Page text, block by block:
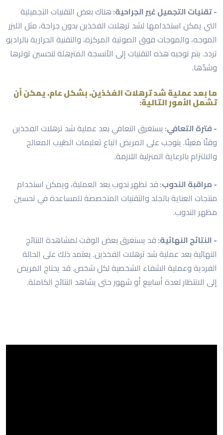
- تقنيات التجميل غير الجراحية:هناك بعض التقنيات التجميلية
التي يمكن استخدامها لشد ترهلات الفخذين بدون جراحة، مثل الليزر
الموجه، والموجات فوق الصوتية المركزة، والتقنية الحرارية بالراديو
تردد. يتم توجيه هذه التقنيات إلى الأنسجة المترهلة لتحسين توترها
وشدّها.
ما بعد عملية شد ترهلات الفخذين، بشكل عام، يمكن أن
تشمل الأمور التالية:
- فترة التعافي: يستغرق التعافي بعد عملية شد ترهلات الفخذين
وقتًا معينًا. يتوجب على المريض اتباع تعليمات الطبيب المعالج
والالتزام بالرعاية المنزلية اللازمة.
- مراقبة الندوب:قد تظهر ندوب بعد العملية، ويمكن استخدام
منتجات العناية بالجلد والتقنيات المتخصصة للمساعدة في تحسين
مظهر الندوب.
- النتائج النهائية:قد يستغرق بعض الوقت لمشاهدة النتائج
النهائية بعد عملية شد ترهلات الفخذين. يعتمد ذلك على الحالة
الفردية وعملية الشفاء الشخصية لكل شخص. قد يحتاج المريض
إلى الانتظار لعدة أسابيع أو شهور حتى يشاهد النتائج الكاملة.